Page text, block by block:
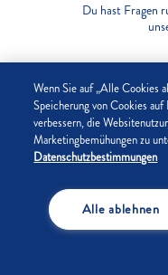
Du hast Fragen
Wenn Sie auf „Alle Cookies
Speicherung von Cookies
verbessern, die
Marketingbemühungen zu
Datenschutzbestimmungen
Alle ablehnen